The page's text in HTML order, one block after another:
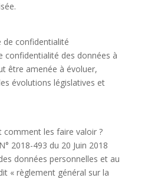
de confidentialité
confidentialité des données à
être amenée à évoluer,
évolutions législatives et
les faire valoir ?
2018-493 du 20 Juin 2018
données personnelles et au
« règlement général sur la